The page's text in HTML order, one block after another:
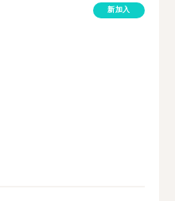
新加入